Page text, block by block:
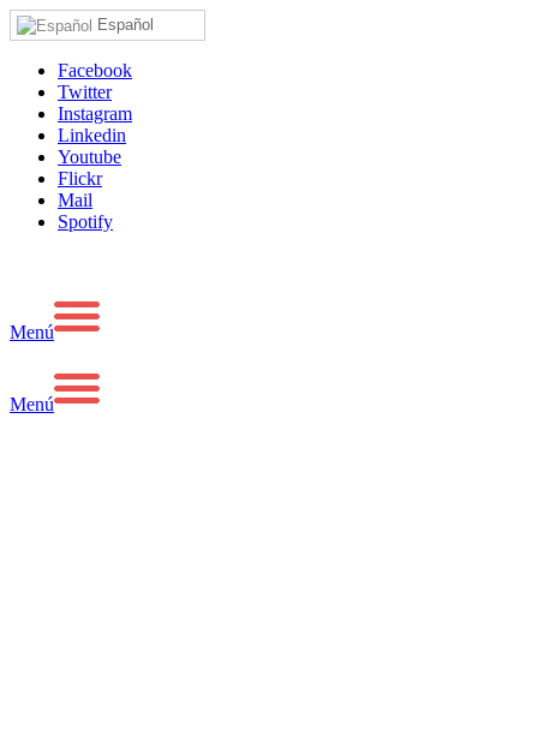
Español
Facebook
Twitter
Instagram
Linkedin
Youtube
Flickr
Mail
Spotify
Menú
Menú